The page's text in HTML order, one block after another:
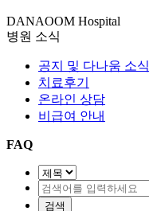
DANAOOM Hospital
병원 소식
공지 및 다나움 소식
치료후기
온라인 상담
비급여 안내
FAQ